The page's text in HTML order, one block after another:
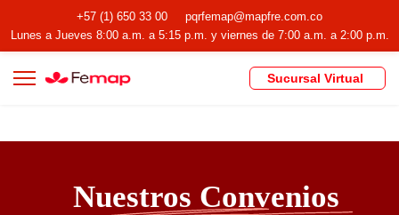
+57 (1) 650 33 00
pqrfemap@mapfre.com.co
Lunes a Jueves 8:00 a.m. a 5:15 p.m. y viernes de 7:00 a.m. a 2:00 p.m.
Sucursal Virtual
Nuestros Convenios